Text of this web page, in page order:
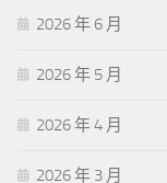
2026 年 6 月
2026 年 5 月
2026 年 4 月
2026 年 3 月